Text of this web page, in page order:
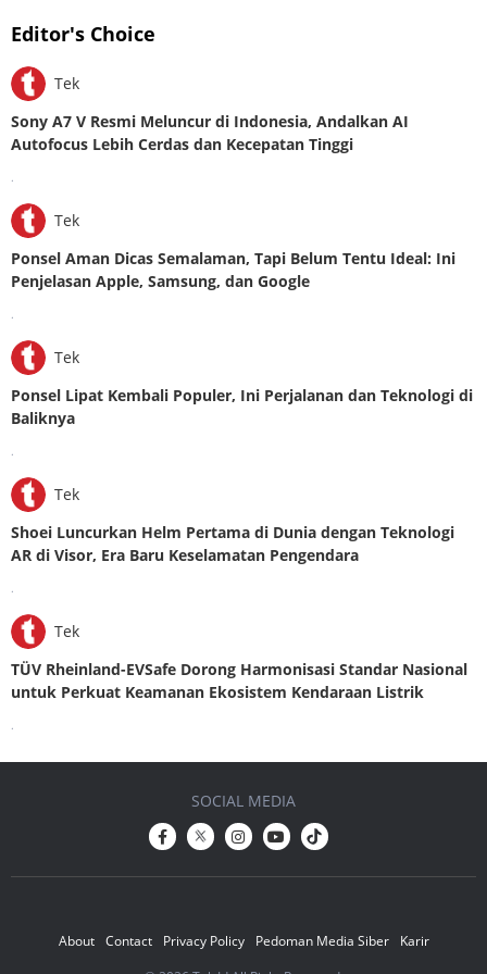
Editor's Choice
Tek
Sony A7 V Resmi Meluncur di Indonesia, Andalkan AI
Autofocus Lebih Cerdas dan Kecepatan Tinggi
Tek
Ponsel Aman Dicas Semalaman, Tapi Belum Tentu Ideal: Ini
Penjelasan Apple, Samsung, dan Google
Tek
Ponsel Lipat Kembali Populer, Ini Perjalanan dan Teknologi di
Baliknya
Tek
Shoei Luncurkan Helm Pertama di Dunia dengan Teknologi
AR di Visor, Era Baru Keselamatan Pengendara
Tek
TÜV Rheinland-EVSafe Dorong Harmonisasi Standar Nasional
untuk Perkuat Keamanan Ekosistem Kendaraan Listrik
About Contact Privacy Policy Pedoman Media Siber
Karir
SOCIAL MEDIA